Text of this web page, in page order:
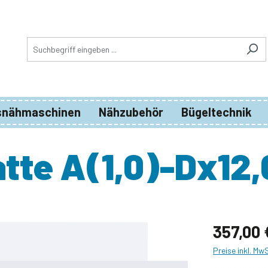
Nähzubehör Bügeltechnik
A(1,0)-
357,00
Preise inkl.